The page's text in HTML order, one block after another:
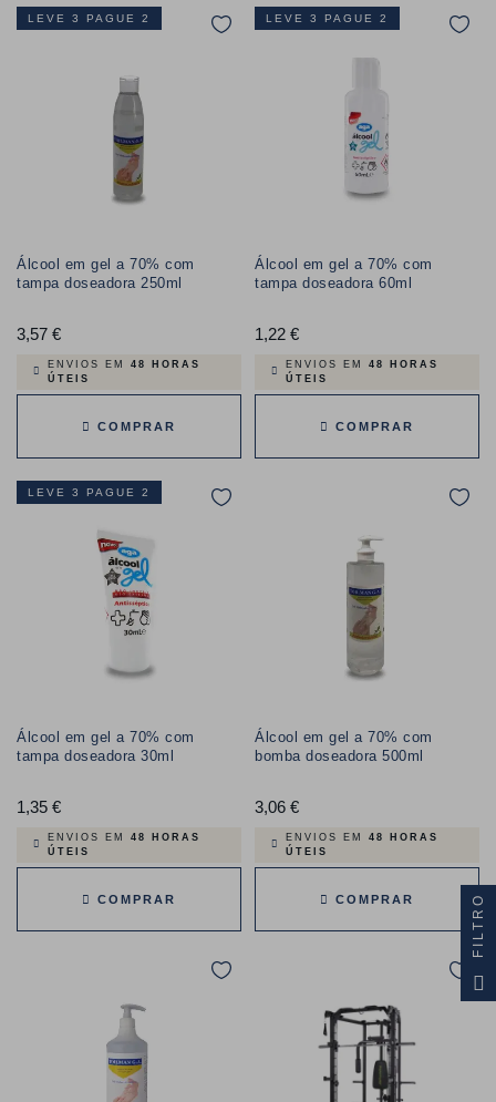
LEVE 3 PAGUE 2
Álcool em gel a 70% com
tampa doseadora 250ml
3,57 €Preço
ENVIOS EM 48 HORAS
ÚTEIS
COMPRAR
LEVE 3 PAGUE 2
Álcool em gel a 70% com
tampa doseadora 60ml
1,22 €Preço
ENVIOS EM 48 HORAS
ÚTEIS
COMPRAR
LEVE 3 PAGUE 2
Álcool em gel a 70% com
tampa doseadora 30ml
1,35 €Preço
ENVIOS EM 48 HORAS
ÚTEIS
COMPRAR
Álcool em gel a 70% com
bomba doseadora 500ml
3,06 €Preço
ENVIOS EM 48 HORAS
ÚTEIS
COMPRAR FILTRO